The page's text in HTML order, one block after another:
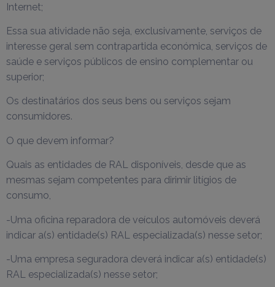
Internet;
Essa sua atividade não seja, exclusivamente, serviços de
interesse geral sem contrapartida económica, serviços de
saúde e serviços públicos de ensino complementar ou
superior;
Os destinatários dos seus bens ou serviços sejam
consumidores.
O que devem informar?
Quais as entidades de RAL disponíveis, desde que as
mesmas sejam competentes para dirimir litígios de
consumo,
-Uma oficina reparadora de veículos automóveis deverá
indicar a(s) entidade(s) RAL especializada(s) nesse setor;
-Uma empresa seguradora deverá indicar a(s) entidade(s)
RAL especializada(s) nesse setor;